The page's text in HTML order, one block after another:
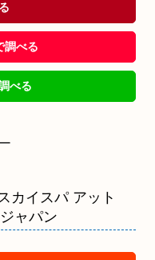
調べる
べる
カイスパ アット
ャパン